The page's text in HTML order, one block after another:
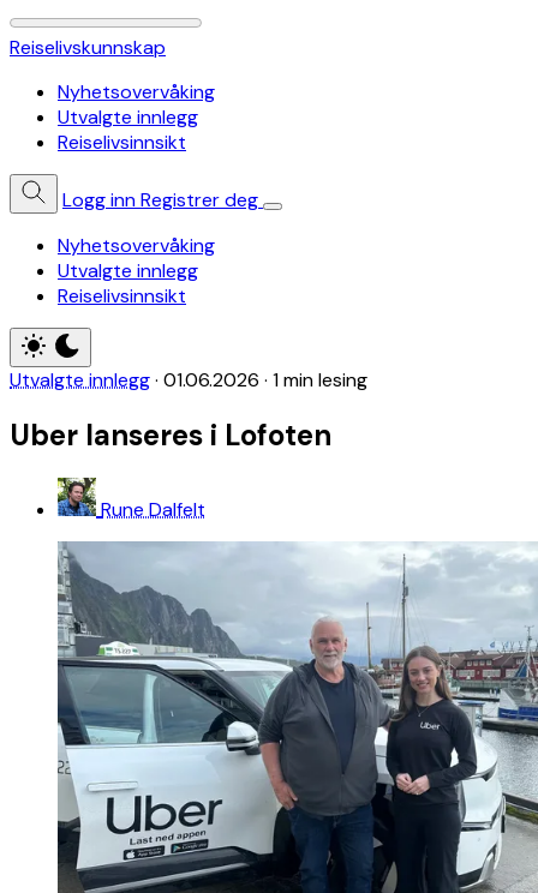
Reiselivskunnskap
Nyhetsovervåking
Utvalgte innlegg
Reiselivsinnsikt
Logg innRegistrer deg
Nyhetsovervåking
Utvalgte innlegg
Reiselivsinnsikt
Utvalgte innlegg· 01.06.2026 · 1 min lesing
Uber lanseres i Lofoten
Rune Dalfelt